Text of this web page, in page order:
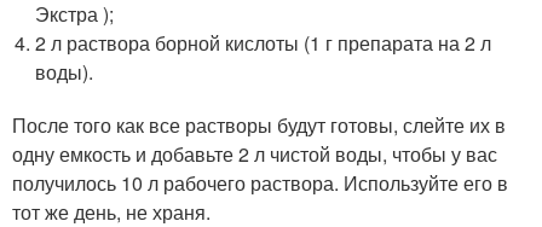
Экстра );
2 л раствора борной кислоты (1 г препарата на 2 л
воды).
После того как все растворы будут готовы, слейте их в
одну емкость и добавьте 2 л чистой воды, чтобы у вас
получилось 10 л рабочего раствора. Используйте его в
тот же день, не храня.